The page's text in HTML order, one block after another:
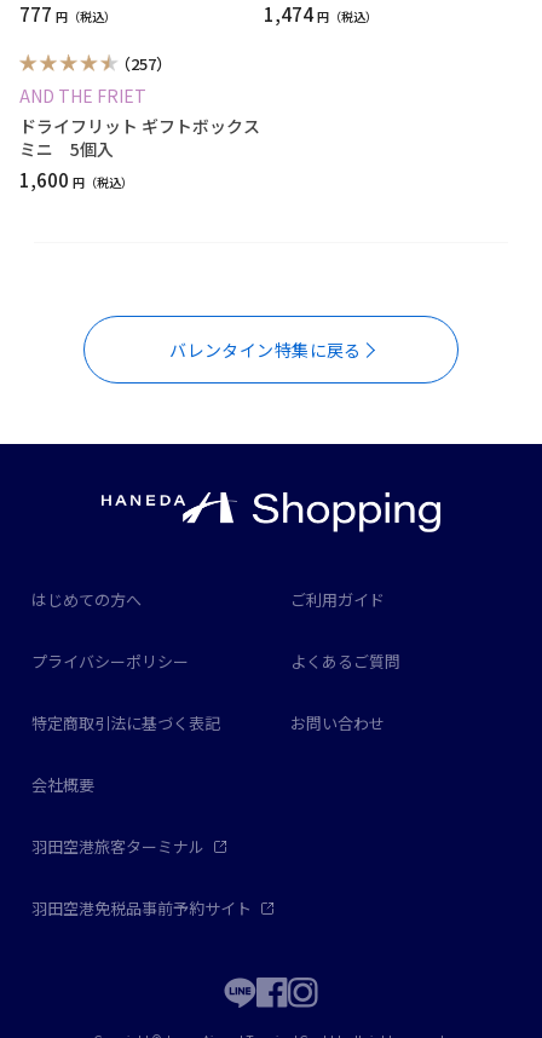
777 円 1,474円
（257）
AND THE FRIET
ドライフリット ギフトボックス
ミニ 5個入
1,600 円
バレンタイン特集に戻る
はじめての方へ ご利用ガイド
プライバシーポリシー よくあるご質問
特定商取引法に基づく表記 お問い合わせ
会社概要
羽田空港旅客ターミナル
羽田空港免税品事前予約サイト